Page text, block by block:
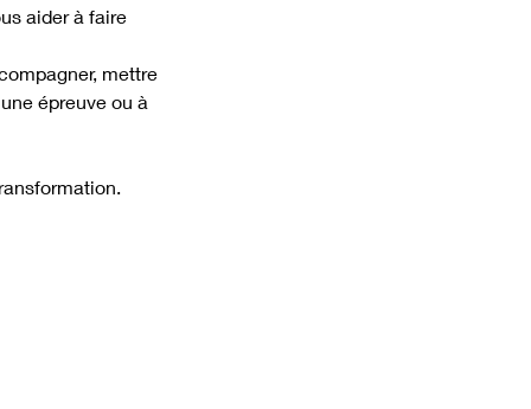
aider à faire
mettre
épreuve ou à